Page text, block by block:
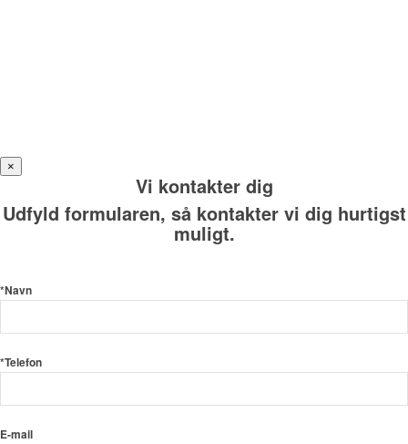
×
Vi kontakter dig
Udfyld formularen, så kontakter vi dig hurtigst
muligt.
*Navn
*Telefon
E-mail